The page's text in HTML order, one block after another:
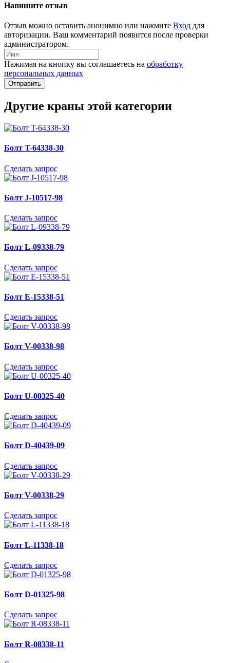
Напишите отзыв
Отзыв можно оставить анонимно или нажмите Вход для
авторизации. Ваш комментарий появится после проверки
администратором.
Нажимая на кнопку вы соглашаетесь на обработку
персональных данных
Отправить
Другие краны этой категории
Болт T-64338-30
Сделать запрос
Болт J-10517-98
Сделать запрос
Болт L-09338-79
Сделать запрос
Болт E-15338-51
Сделать запрос
Болт V-00338-98
Сделать запрос
Болт U-00325-40
Сделать запрос
Болт D-40439-09
Сделать запрос
Болт V-00338-29
Сделать запрос
Болт L-11338-18
Сделать запрос
Болт D-01325-98
Сделать запрос
Болт R-08338-11